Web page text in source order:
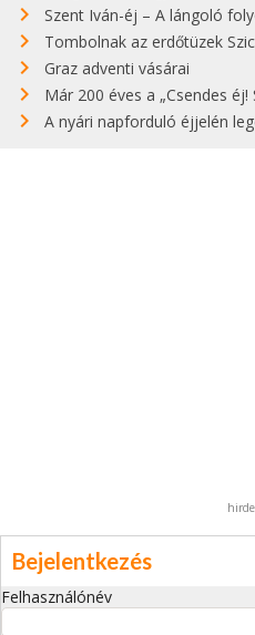
Szent Iván-éj – A lángoló
Tombolnak az erdőtüzek
Graz adventi vásárai
Már 200 éves a „Csendes éj!
A nyári napforduló éjjelén legendás
Bejelentkezés
Felhasználónév